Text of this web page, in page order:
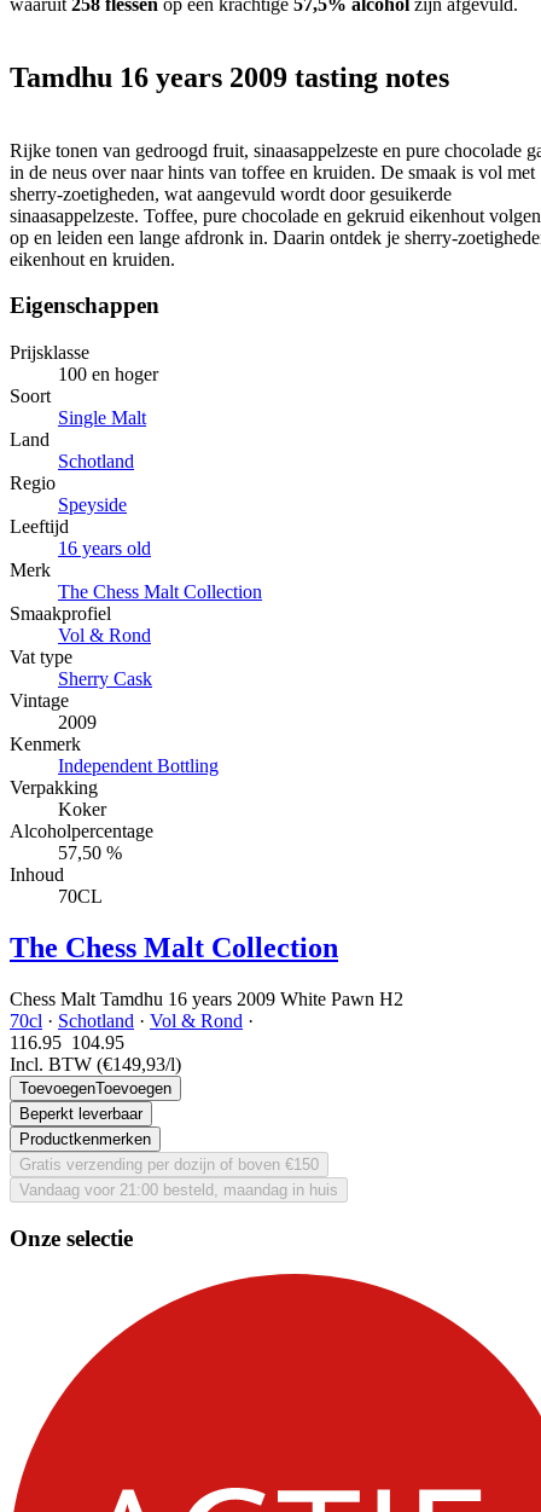
Tamdhu 16 years 2009 tasting notes
Rijke tonen van gedroogd fruit, sinaasappelzeste en pure chocolade
in de neus over naar hints van toffee en kruiden. De smaak is vol met
sherry-zoetigheden, wat aangevuld wordt door gesuikerde
sinaasappelzeste. Toffee, pure chocolade en gekruid eikenhout
op en leiden een lange afdronk in. Daarin ontdek je sherry-
eikenhout en kruiden.
Eigenschappen
Prijsklasse
100 en hoger
Soort
Single Malt
Land
Schotland
Regio
Speyside
Leeftijd
16 years old
Merk
The Chess Malt Collection
Smaakprofiel
Vol & Rond
Vat type
Sherry Cask
Vintage
2009
Kenmerk
Independent Bottling
Verpakking
Koker
Alcoholpercentage
57,50 %
Inhoud
70CL
The Chess Malt Collection
Chess Malt Tamdhu 16 years 2009 White Pawn H2
70cl · Schotland · Vol & Rond ·
116.95 104.95
Incl. BTW (€149,93/l)
ToevoegenToevoegen
Beperkt leverbaar
Productkenmerken
Gratis verzending per dozijn of boven €150
Vandaag voor 21:00 besteld, maandag in huis
Onze selectie